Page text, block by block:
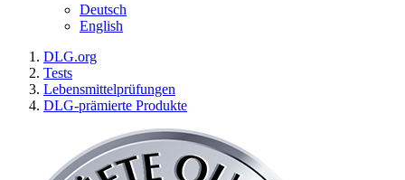
Deutsch
English
DLG.org
Tests
Lebensmittelprüfungen
DLG-prämierte Produkte